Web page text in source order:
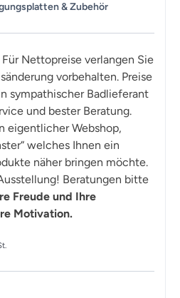
& Zubehör
Nettopreise verlangen Sie
vorbehalten. Preise
sympathischer Badlieferant
und bester Beratung.
eigentlicher Webshop,
welches Ihnen ein
näher bringen möchte.
Beratungen bitte
Freude und Ihre
Motivation.